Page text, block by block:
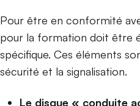
Pour être en conformité
pour la formation doit être
spécifique. Ces éléments
sécurité et la signalisation.
Le disque « conduite